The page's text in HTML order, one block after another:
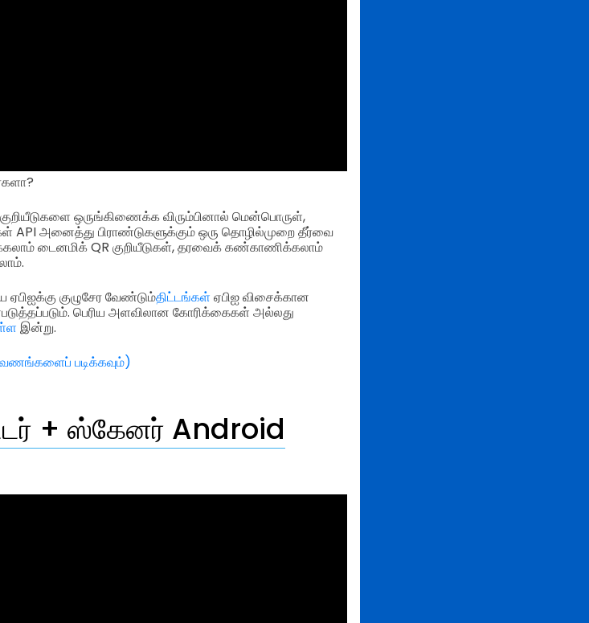
ஒருங்கிணைக்க விரும்பினால் மென்பொருள்,
அனைத்து பிராண்டுகளுக்கும் ஒரு தொழில்முறை தீர்வை
டைனமிக் QR குறியீடுகள், தரவைக் கண்காணிக்கலாம்
குழுசேர வேண்டும்திட்டங்கள் ஏபிஐ விசைக்கான
பெரிய அளவிலான கோரிக்கைகள் அல்லது
இன்று.
படிக்கவும்)
+ ஸ்கேனர் Android